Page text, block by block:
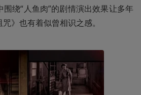
绕“人鱼肉”的剧情演出效果让多年
》也有着似曾相识之感。